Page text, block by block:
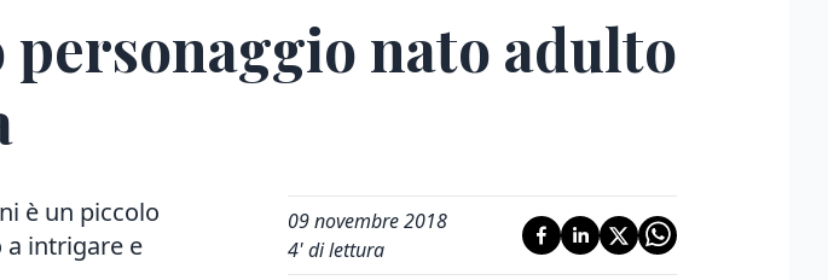
nato adulto
è un piccolo
a intrigare e
09 novembre 2018
4' di lettura